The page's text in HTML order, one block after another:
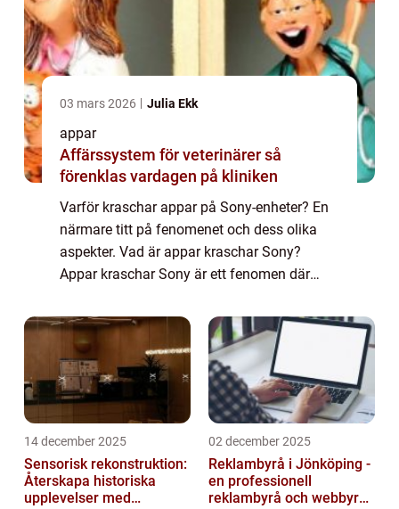
03 mars 2026 Julia Ekk
appar
Affärssystem för veterinärer så
förenklas vardagen på kliniken
Varför kraschar appar på Sony-enheter? En
närmare titt på fenomenet och dess olika
aspekter. Vad är appar kraschar Sony?
Appar kraschar Sony är ett fenomen där
slutar fungera och stänger ned utan
förvarning. De...
14 december 2025
Sensorisk rekonstruktion:
Återskapa historiska
upplevelser med
02 december 2025
Reklambyrå i Jönköping -
en professionell
reklambyrå och webbyrå